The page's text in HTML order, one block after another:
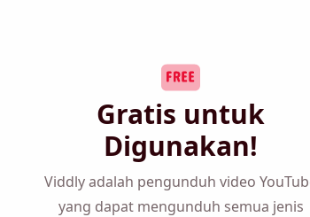
Gratis untuk
Digunakan!
Viddly adalah pengunduh video
YouTube yang dapat mengunduh semua